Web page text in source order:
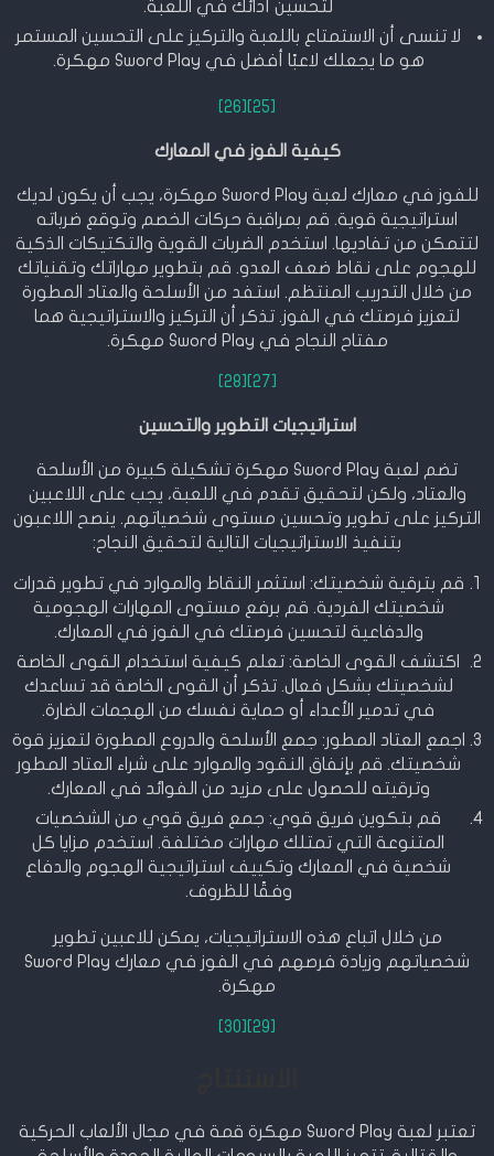
لتحسين أدائك في اللعبة.
لا تنسى أن الاستمتاع باللعبة والتركيز على التحسين المستمر
هو ما يجعلك لاعبًا أفضل في Sword Play مهكرة.
[25]
[26]
كيفية الفوز في المعارك
للفوز في معارك لعبة Sword Play مهكرة، يجب أن يكون لديك
استراتيجية قوية. قم بمراقبة حركات الخصم وتوقع ضرباته
لتتمكن من تفاديها. استخدم الضربات القوية والتكتيكات الذكية
للهجوم على نقاط ضعف العدو. قم بتطوير مهاراتك وتقنياتك
من خلال التدريب المنتظم. استفد من الأسلحة والعتاد المطورة
لتعزيز فرصتك في الفوز. تذكر أن التركيز والاستراتيجية هما
مفتاح النجاح في Sword Play مهكرة.
[27]
[28]
استراتيجيات التطوير والتحسين
تضم لعبة Sword Play مهكرة تشكيلة كبيرة من الأسلحة
والعتاد، ولكن لتحقيق تقدم في اللعبة، يجب على اللاعبين
التركيز على تطوير وتحسين مستوى شخصياتهم. ينصح اللاعبون
بتنفيذ الاستراتيجيات التالية لتحقيق النجاح:
قم بترقية شخصيتك: استثمر النقاط والموارد في تطوير قدرات
شخصيتك الفردية. قم برفع مستوى المهارات الهجومية
والدفاعية لتحسين فرصتك في الفوز في المعارك.
اكتشف القوى الخاصة: تعلم كيفية استخدام القوى الخاصة
لشخصيتك بشكل فعال. تذكر أن القوى الخاصة قد تساعدك
في تدمير الأعداء أو حماية نفسك من الهجمات الضارة.
اجمع العتاد المطور: جمع الأسلحة والدروع المطورة لتعزيز قوة
شخصيتك. قم بإنفاق النقود والموارد على شراء العتاد المطور
وترقيته للحصول على مزيد من الفوائد في المعارك.
قم بتكوين فريق قوي: جمع فريق قوي من الشخصيات
المتنوعة التي تمتلك مهارات مختلفة. استخدم مزايا كل
شخصية في المعارك وتكييف استراتيجية الهجوم والدفاع
وفقًا للظروف.
من خلال اتباع هذه الاستراتيجيات، يمكن للاعبين تطوير
شخصياتهم وزيادة فرصهم في الفوز في معارك Sword Play
مهكرة.
[29]
[30]
تعتبر لعبة Sword Play مهكرة قمة في مجال الألعاب الحركية